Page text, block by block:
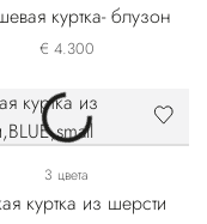
куртка- блузон
€ 4.300
3 цвета
куртка из шерсти